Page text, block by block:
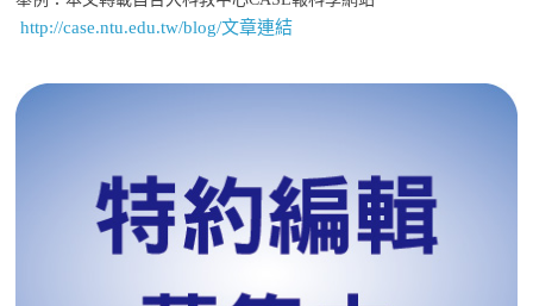
http://case.ntu.edu.tw/blog/文章連結